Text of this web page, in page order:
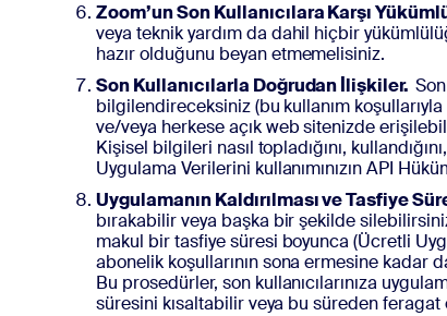
Zoom’un Son Kullanıcılara Karşı
veya teknik yardım da dahil hiçbir
hazır olduğunu beyan etmemelisiniz.
Son Kullanıcılarla Doğrudan İlişkiler.
bilgilendireceksiniz (bu kullanım koşullarıyla
ve/veya herkese açık web sitenizde
Kişisel bilgileri nasıl topladığını,
Uygulama Verilerini kullanımınızın API
Uygulamanın Kaldırılması ve Tasfiye
bırakabilir veya başka bir şekilde
makul bir tasfiye süresi boyunca (Ücretli
abonelik koşullarının sona ermesine kadar
Bu prosedürler, son kullanıcılarınıza
süresini kısaltabilir veya bu süreden feragat